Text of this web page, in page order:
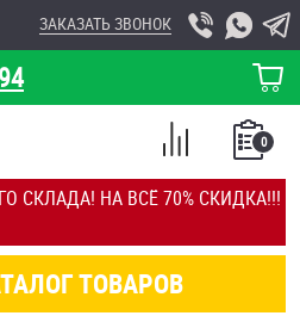
СКЛАДА! НА ВСЁ 70% СКИДКА!!!
ЗАКАЗАТЬ ЗВОНОК
КОРЗИНА
ТОВАРОВ
0
СПИСОК
СРАВНЕНИЕ